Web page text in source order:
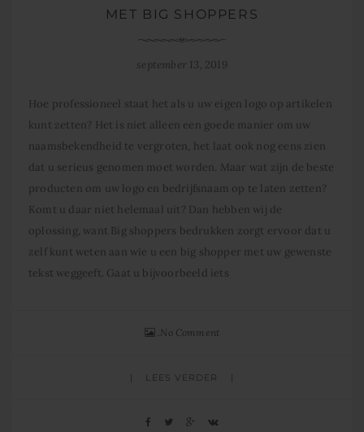
MET BIG SHOPPERS
september 13, 2019
Hoe professioneel staat het als u uw eigen logo op artikelen
kunt zetten? Het is niet alleen een goede manier om uw
naamsbekendheid te vergroten, het laat ook nog eens zien
dat u serieus genomen moet worden. Maar wat zijn de beste
producten om uw logo en bedrijfsnaam op te laten zetten?
Komt u daar niet helemaal uit? Dan hebben wij de
oplossing, want Big shoppers bedrukken zorgt ervoor dat u
zelf kunt weten aan wie u een big shopper met uw gewenste
tekst weggeeft. Gaat u bijvoorbeeld iets
No Comment
LEES VERDER